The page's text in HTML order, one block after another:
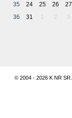
35
24 25 26 27
36
31 1 2 3
© 2004 - 2026 K NR